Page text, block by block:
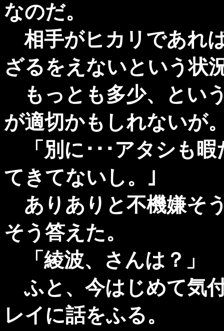
なのだ。
相手がヒカリであれ
ざるをえないという状
もっとも多少、とい
が適切かもしれないが
「別に･･･アタシも暇
てきてないし。｣
ありありと不機嫌そ
そう答えた。
「綾波、さんは？」
ふと、今はじめて気
レイに話をふる。